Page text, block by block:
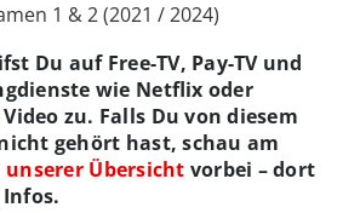
1 & 2 (2021 / 2024)
Du auf Free-TV, Pay-TV und
wie Netflix oder
zu. Falls Du von diesem
gehört hast, schau am
unserer Übersicht vorbei – dort